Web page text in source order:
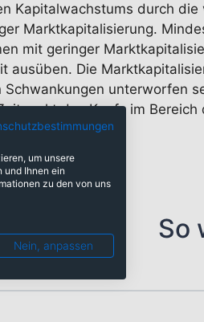
Kapitalwachstums durch
Marktkapitalisierung.
mit geringer
ausüben. Die
unterworfen
des Kaufs im
So
um unsere
und Ihnen ein
zu den von uns
Nein, anpassen